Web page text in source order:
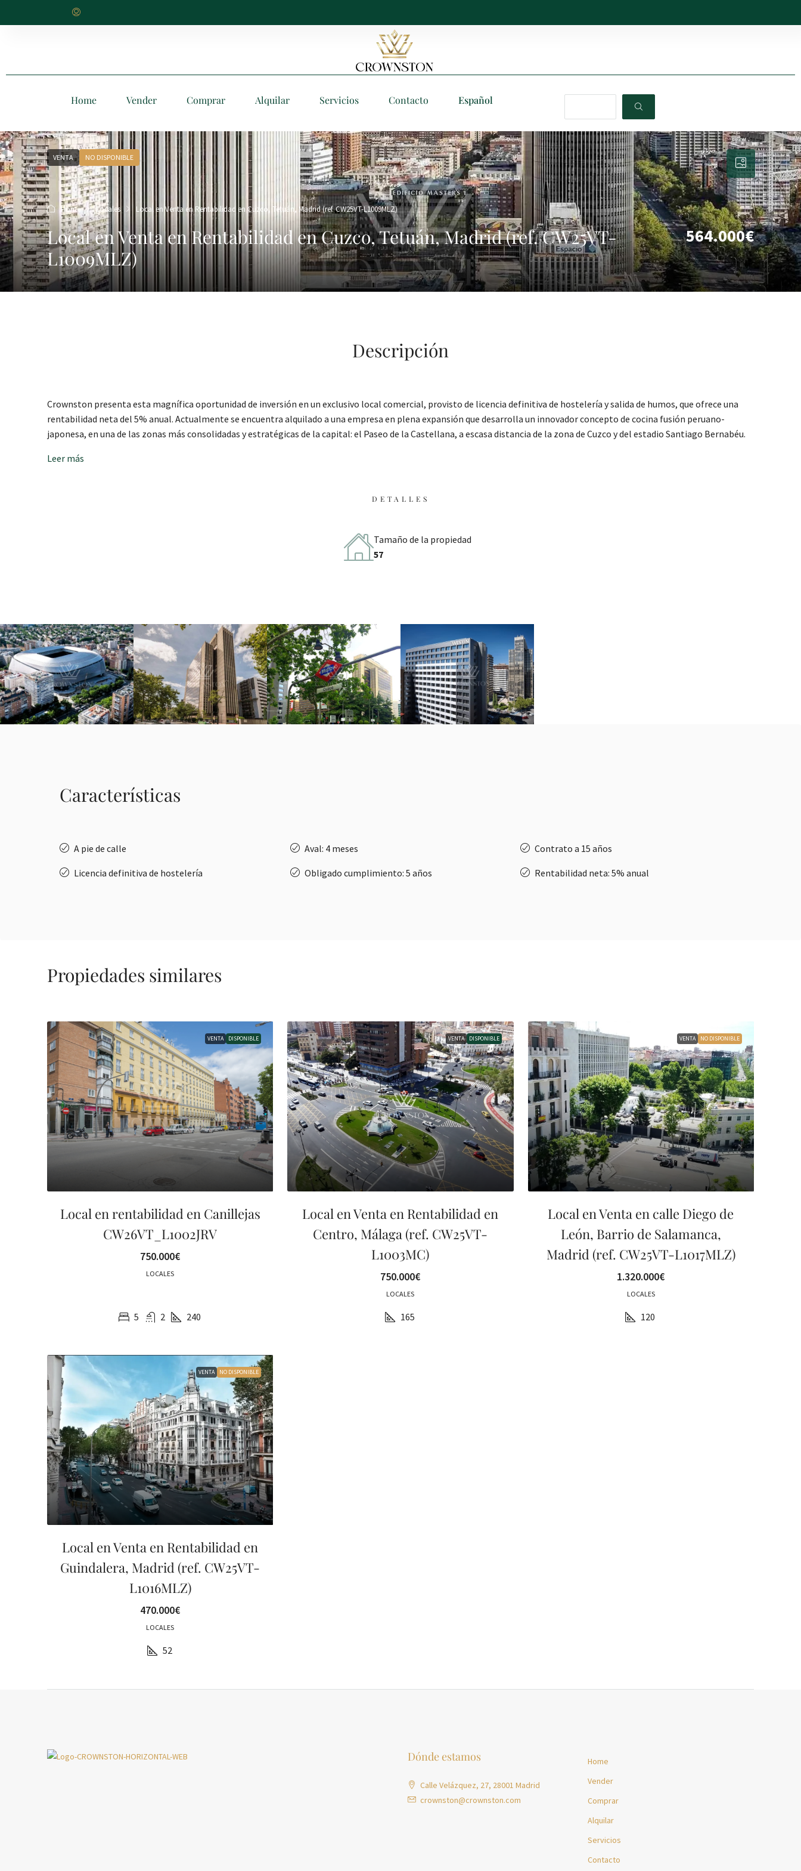
Home Vender Comprar Alquilar Servicios Contacto Español
VENTA NO DISPONIBLE
Home Locales Local en Venta en Rentabilidad en Cuzco, Tetuán, Madrid (ref. CW25VT-L1009MLZ)
Local en Venta en Rentabilidad en Cuzco, Tetuán, Madrid (ref. CW25VT-
L1009MLZ)
564.000€
Descripción
Crownston presenta esta magnífica oportunidad de inversión en un exclusivo local comercial, provisto de licencia definitiva de hostelería y salida de humos, que ofrece una
rentabilidad neta del 5% anual. Actualmente se encuentra alquilado a una empresa en plena expansión que desarrolla un innovador concepto de cocina fusión peruano-
japonesa, en una de las zonas más consolidadas y estratégicas de la capital: el Paseo de la Castellana, a escasa distancia de la zona de Cuzco y del estadio Santiago Bernabéu.
Leer más
DETALLES
Tamaño de la propiedad
57
Características
A pie de calle Aval: 4 meses Contrato a 15 años
Licencia definitiva de hostelería Obligado cumplimiento: 5 años Rentabilidad neta: 5% anual
Propiedades similares
VENTA DISPONIBLE
Local en rentabilidad en Canillejas
CW26VT_L1002JRV
750.000€
LOCALES
5 2 240
VENTA DISPONIBLE
Local en Venta en Rentabilidad en
Centro, Málaga (ref. CW25VT-
L1003MC)
750.000€
LOCALES
165
VENTA NO DISPONIBLE
Local en Venta en calle Diego de
León, Barrio de Salamanca,
Madrid (ref. CW25VT-L1017MLZ)
1.320.000€
LOCALES
120
VENTA NO DISPONIBLE
Local en Venta en Rentabilidad en
Guindalera, Madrid (ref. CW25VT-
L1016MLZ)
470.000€
LOCALES
52
Dónde estamos
Calle Velázquez, 27, 28001 Madrid
crownston@crownston.com
Home
Vender
Comprar
Alquilar
Servicios
Contacto